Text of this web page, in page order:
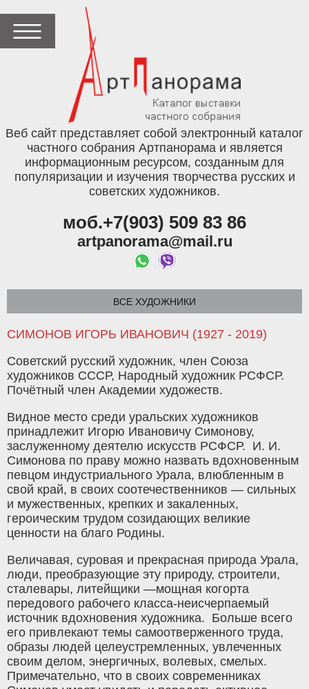
Веб сайт представляет собой электронный каталог
частного собрания Артпанорама и является
информационным ресурсом, созданным для
популяризации и изучения творчества русских и
советских художников.
моб.+7(903) 509 83 86
artpanorama@mail.ru
ВСЕ ХУДОЖНИКИ
СИМОНОВ ИГОРЬ ИВАНОВИЧ (1927 - 2019)
Советский русский художник, член Союза
художников СССР, Народный художник РСФСР.
Почётный член Академии художеств.
Видное место среди уральских художников
принадлежит Игорю Ивановичу Симонову,
заслуженному деятелю искусств РСФСР. И. И.
Симонова по праву можно назвать вдохновенным
певцом индустриального Урала, влюбленным в
свой край, в своих соотечественников — сильных
и мужественных, крепких и закаленных,
героическим трудом созидающих великие
ценности на благо Родины.
Величавая, суровая и прекрасная природа Урала,
люди, преобразующие эту природу, строители,
сталевары, литейщики —мощная когорта
передового рабочего класса-неисчерпаемый
источник вдохновения художника. Больше всего
его привлекают темы самоотверженного труда,
образы людей целеустремленных, увлеченных
своим делом, энергичных, волевых, смелых.
Примечательно, что в своих современниках